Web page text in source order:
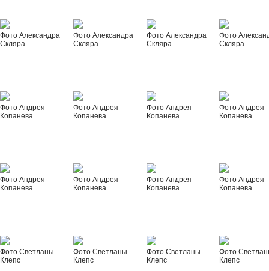
Фото Александра
Скляра
Фото Александра
Скляра
Фото Александра
Скляра
Фото
Скляра
Фото Андрея
Копанева
Фото Андрея
Копанева
Фото Андрея
Копанева
Фото Андрея
Копанева
Фото Андрея
Копанева
Фото Андрея
Копанева
Фото Андрея
Копанева
Фото Андрея
Копанева
Фото Светланы
Клепс
Фото Светланы
Клепс
Фото Светланы
Клепс
Фото
Клепс